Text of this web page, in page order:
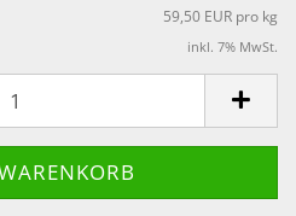
59,50 EUR pro kg
inkl. 7% MwSt.